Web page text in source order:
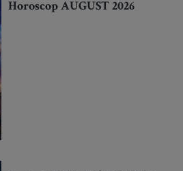
Horoscop AUGUST 2026